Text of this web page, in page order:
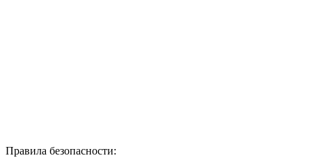
Правила безопасности: